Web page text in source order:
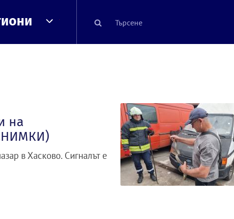
на
в Хасково. Сигналът е